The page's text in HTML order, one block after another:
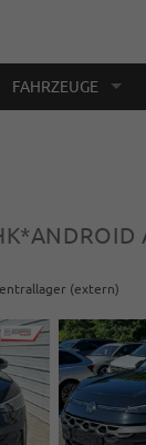
FAHRZEUGE
(extern)